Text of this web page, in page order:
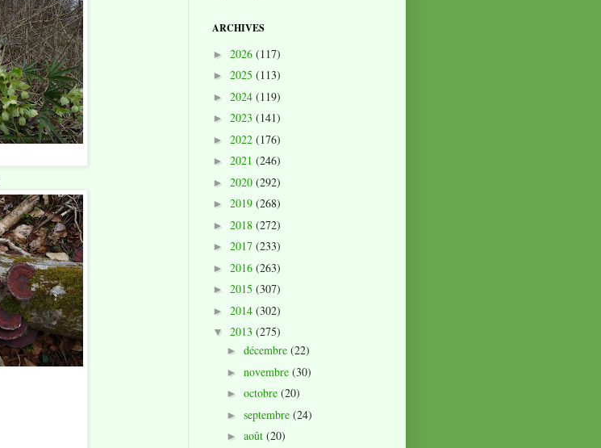
ARCHIVES
► 2026 (117)
► 2025 (113)
► 2024 (119)
► 2023 (141)
► 2022 (176)
► 2021 (246)
► 2020 (292)
► 2019 (268)
► 2018 (272)
► 2017 (233)
► 2016 (263)
► 2015 (307)
► 2014 (302)
▼ 2013 (275)
► décembre (22)
► novembre (30)
► octobre (20)
► septembre (24)
► août (20)